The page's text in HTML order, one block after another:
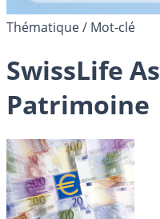
Thématique / Mot-clé
SwissLife
Patrimoine